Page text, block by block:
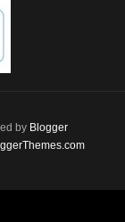
by Blogger